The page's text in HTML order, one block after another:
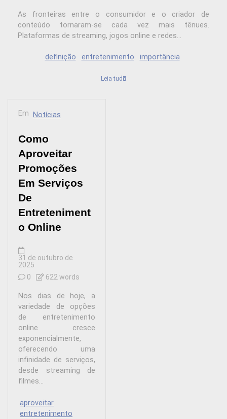
As fronteiras entre o consumidor e o criador de
conteúdo tornaram-se cada vez mais tênues.
Plataformas de streaming, jogos online e redes...
definição entretenimento importância
Leia tudo
Em Notícias
Como
Aproveitar
Promoções
Em Serviços
De
Entreteniment
o Online
31 de outubro de
2025
0
622 words
Nos dias de hoje, a
variedade de opções
de entretenimento
online cresce
exponencialmente,
oferecendo uma
infinidade de serviços,
desde streaming de
filmes...
aproveitar
entretenimento